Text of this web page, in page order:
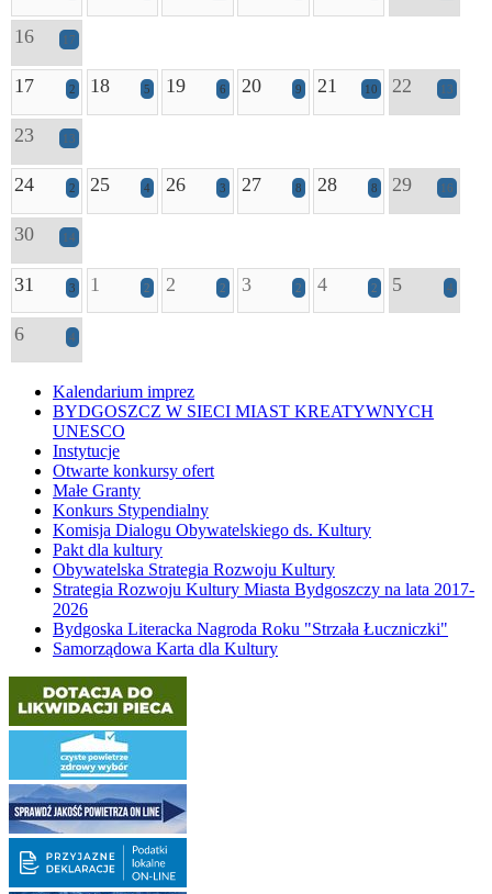
16 17
17 2 18 5 19 6 20 9 21 10 22 13
23 13
24 2 25 4 26 3 27 8 28 8 29 16
30 14
31 3 1 2 2 2 3 2 4 2 5 4
6 4
Kalendarium imprez
BYDGOSZCZ W SIECI MIAST KREATYWNYCH
UNESCO
Instytucje
Otwarte konkursy ofert
Małe Granty
Konkurs Stypendialny
Komisja Dialogu Obywatelskiego ds. Kultury
Pakt dla kultury
Obywatelska Strategia Rozwoju Kultury
Strategia Rozwoju Kultury Miasta Bydgoszczy na lata 2017-
2026
Bydgoska Literacka Nagroda Roku "Strzała Łuczniczki"
Samorządowa Karta dla Kultury